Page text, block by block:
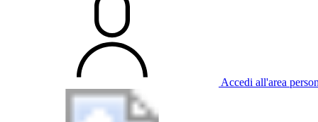
Accedi all'area